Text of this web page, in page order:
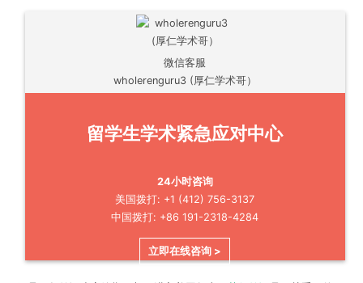
微信客服
wholerenguru3 (厚仁学术哥）
留学生学术紧急应对中心
24小时咨询
美国拨打: +1 (412) 756-3137
中国拨打: +86 191-2318-4284
立即在线咨询 >